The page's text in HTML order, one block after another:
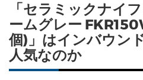
「セラミックナイ
ームグレー
個)」はインバウン
人気なのか